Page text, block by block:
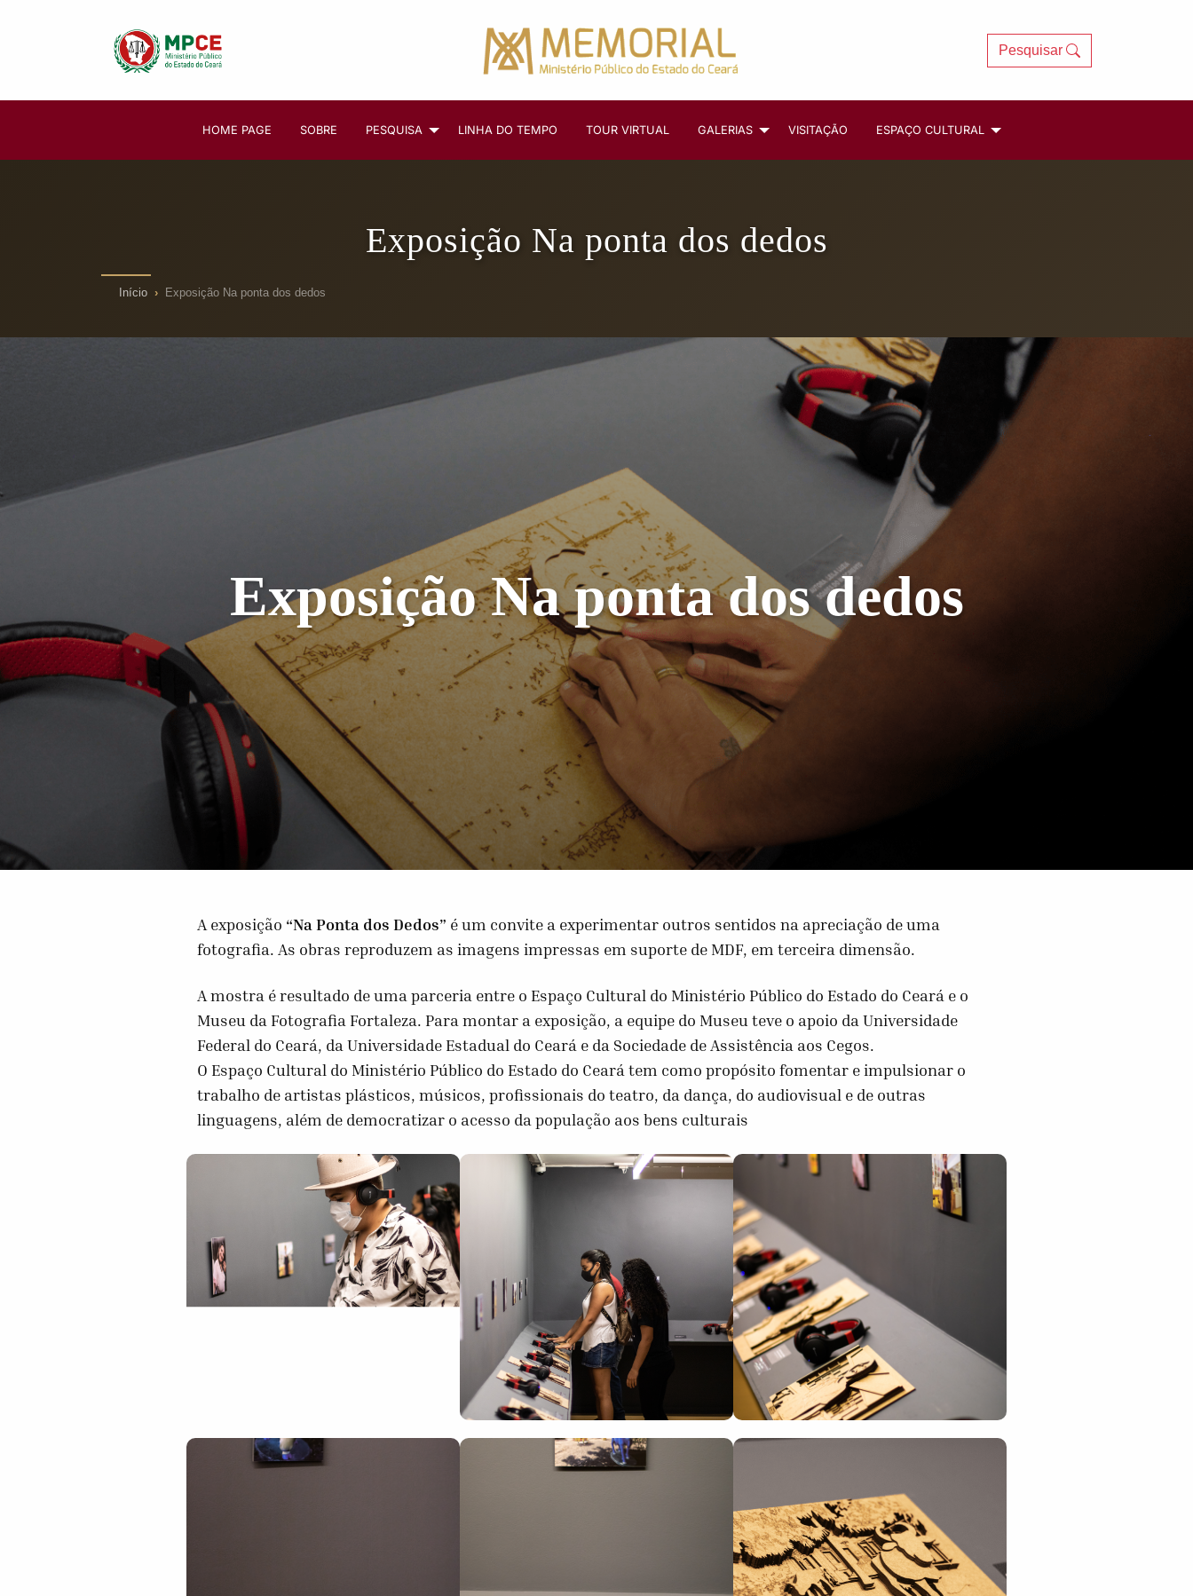
Pesquisar
HOME PAGE SOBRE PESQUISA LINHA DO TEMPO TOUR VIRTUAL GALERIAS VISITAÇÃO ESPAÇO CULTURAL
Exposição Na ponta dos dedos
Início Exposição Na ponta dos dedos
Exposição Na ponta dos dedos
A exposição “Na Ponta dos Dedos” é um convite a experimentar outros sentidos na apreciação de uma
fotografia. As obras reproduzem as imagens impressas em suporte de MDF, em terceira dimensão.
A mostra é resultado de uma parceria entre o Espaço Cultural do Ministério Público do Estado do Ceará e o
Museu da Fotografia Fortaleza. Para montar a exposição, a equipe do Museu teve o apoio da Universidade
Federal do Ceará, da Universidade Estadual do Ceará e da Sociedade de Assistência aos Cegos.
O Espaço Cultural do Ministério Público do Estado do Ceará tem como propósito fomentar e impulsionar o
trabalho de artistas plásticos, músicos, profissionais do teatro, da dança, do audiovisual e de outras
linguagens, além de democratizar o acesso da população aos bens culturais